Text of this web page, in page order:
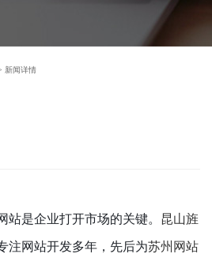
新闻详情
站是企业打开市场的关键。 昆山旌
注网站开发多年，先后为苏州网站